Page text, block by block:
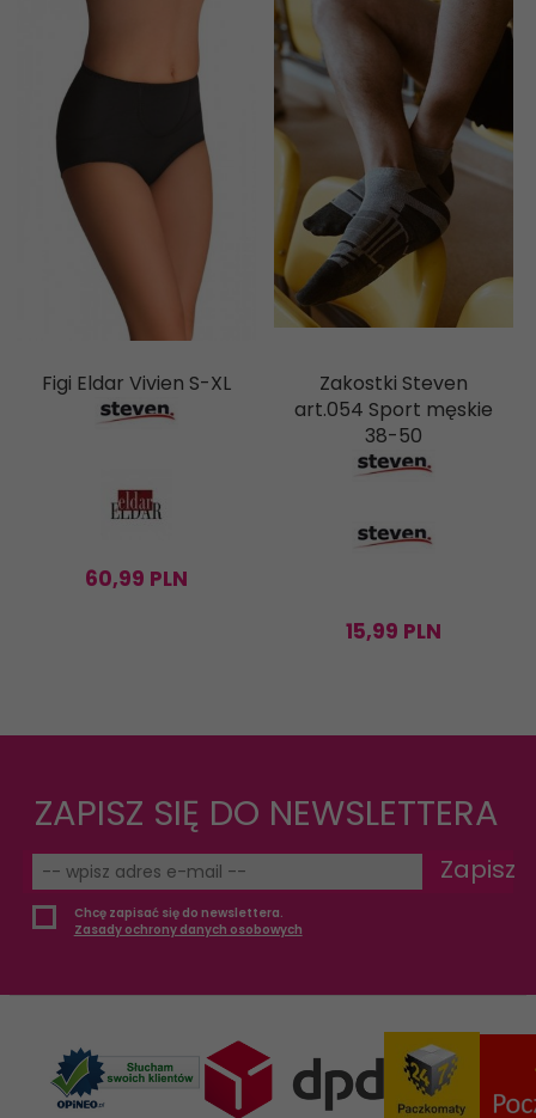
Figi Eldar Vivien S-XL
60,99 PLN
Zakostki Steven
art.054 Sport męskie
38-50
15,99 PLN
ZAPISZ SIĘ DO NEWSLETTERA
Zapisz
Chcę zapisać się do newslettera.
Zasady ochrony danych osobowych